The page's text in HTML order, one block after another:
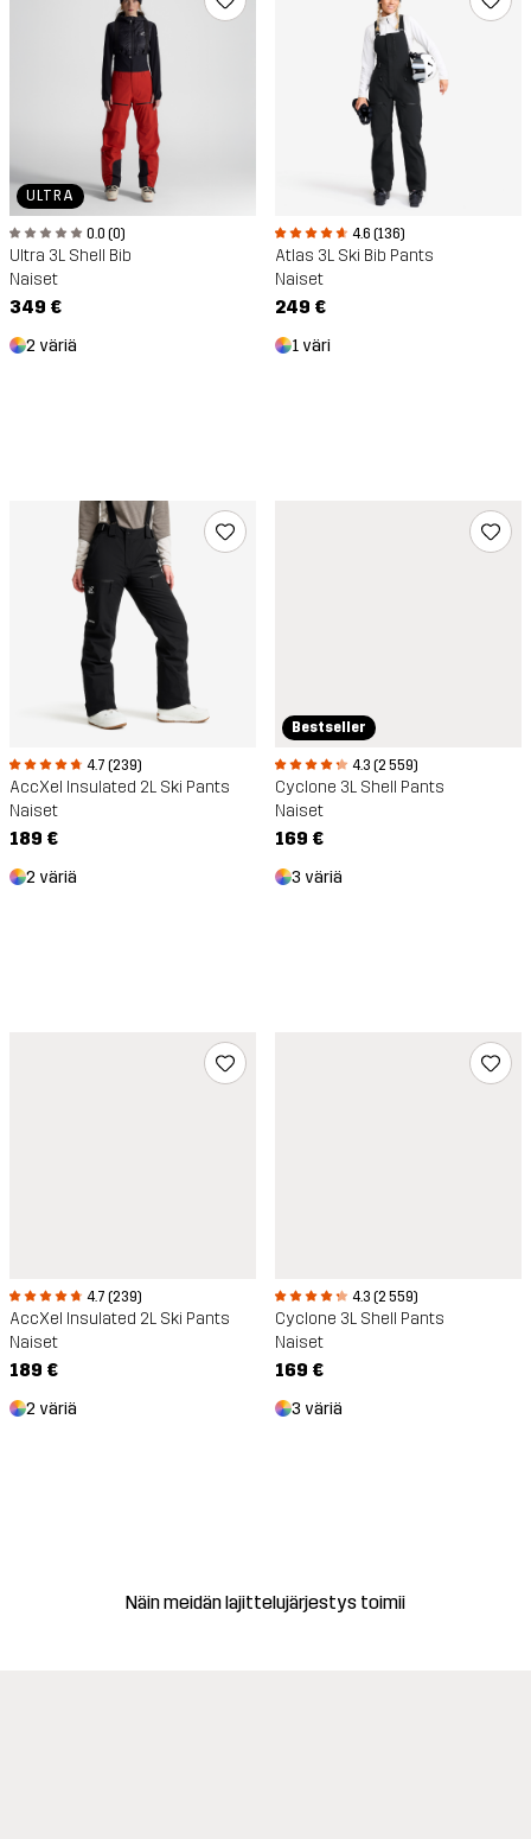
ULTRA
0.0 (0)
Ultra 3L Shell Bib
Naiset
349 €
2 väriä
4.6 (136)
Atlas 3L Ski Bib Pants
Naiset
249 €
1 väri
4.7 (239)
AccXel Insulated 2L Ski Pants
Naiset
189 €
2 väriä
Bestseller
4.3 (2 559)
Cyclone 3L Shell Pants
Naiset
169 €
3 väriä
4.7 (239)
AccXel Insulated 2L Ski Pants
Naiset
189 €
2 väriä
4.3 (2 559)
Cyclone 3L Shell Pants
Naiset
169 €
3 väriä
Näin meidän lajittelujärjestys toimii